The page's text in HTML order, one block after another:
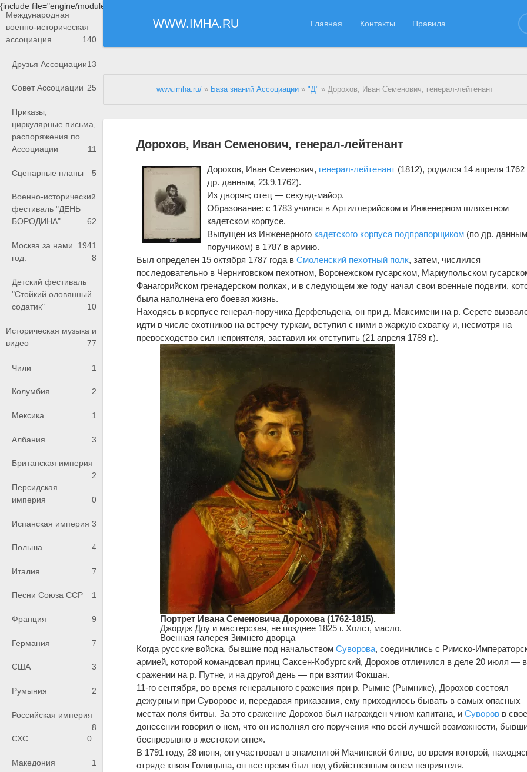
{include file="engine/modules/saperu/head.php"}
WWW.IMHA.RU Главная Контакты Правила
Международная
военно-историческая
ассоциация
140
Друзья Ассоциации13
Совет Ассоциации 25
Приказы,
циркулярные письма,
распоряжения по
Ассоциации
11
Сценарные планы 5
Военно-исторический
фестиваль "ДЕНЬ
БОРОДИНА"
62
Москва за нами. 1941
год.
8
Детский фестиваль
"Стойкий оловянный
содатик"
10
Историческая музыка и
видео
77
Чили 1
Колумбия 2
Мексика 1
Албания 3
Британская империя
2
Персидская
империя
0
Испанская империя 3
Польша 4
Италия 7
Песни Союза ССР 1
Франция 9
Германия 7
США 3
Румыния 2
Российская империя
8
СХС
0
Македония 1
www.imha.ru/ » База знаний Ассоциации »"Д" » Дорохов, Иван Семенович, генерал-лейтенант
Дорохов, Иван Семенович, генерал-лейтенант
Дорохов, Иван Семенович, генерал-лейтенант (1812), родился 14 апреля 1762
др. данным, 23.9.1762).
Из дворян; отец — секунд-майор.
Образование: с 1783 учился в Артиллерийском и Инженерном шляхетном
кадетском корпусе.
Выпущен из Инженерного кадетского корпуса подпрапорщиком (по др. данным
поручиком) в 1787 в армию.
Был определен 15 октября 1787 года вСмоленский пехотный полк, затем, числился
последовательно в Черниговском пехотном, Воронежском гусарском, Мариупольском
Фанагорийском гренадерском полках, и в следующем же году начал свои военные подвиги,
была наполнена его боевая жизнь.
Находясь в корпусе генерал-поручика Дерфельдена, он при д. Максимени на р. Серете
идти в числе охотников на встречу туркам, вступил с ними в жаркую схватку и, несмотря на
превосходство сил неприятеля, заставил их отступить (21 апреля 1789 г.).
Портрет Ивана Семеновича Дорохова (1762-1815).
Джордж Доу и мастерская, не позднее 1825 г. Холст, масло.
Военная галерея Зимнего дворца
Когда русские войска, бывшие под начальствомСуворова, соединились с Римско-
армией, которой командовал принц Саксен-Кобургский, Дорохов отличился в деле 20 июля — в
сражении на р. Путне, и на другой день — при взятии Фокшан.
11-го сентября, во время генерального сражения при р. Рымне (Рымнике), Дорохов состоял
дежурным при Суворове и, передавая приказания, ему приходилось бывать в самых опасных
местах поля битвы. За это сражение Дорохов был награжден чином капитана, иСуворов в
донесении говорил о нем, что он исполнял его поручения «по всей лучшей возможности,
беспрерывно в жестоком огне».
В 1791 году, 28 июня, он участвовал в знаменитой Мачинской битве, во время которой,
отряде князя Голицына, он все время был под убийственным огнем неприятеля.